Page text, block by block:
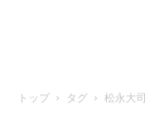
トップ タグ 松永大司